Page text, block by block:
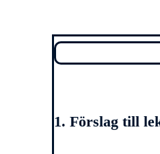
1. Förslag till